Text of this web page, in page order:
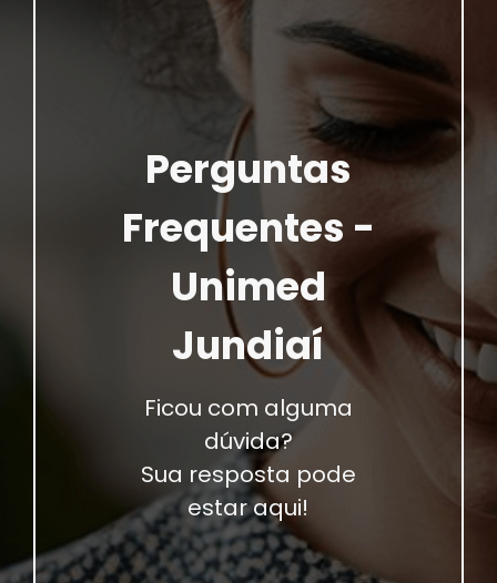
Perguntas
Frequentes -
Unimed
Jundiaí
Ficou com alguma
dúvida?
Sua resposta pode
estar aqui!